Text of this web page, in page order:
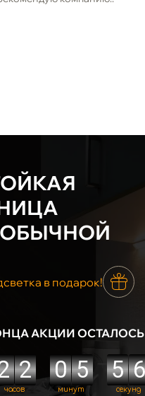
в подарок!
АКЦИИ ОСТАЛОСЬ